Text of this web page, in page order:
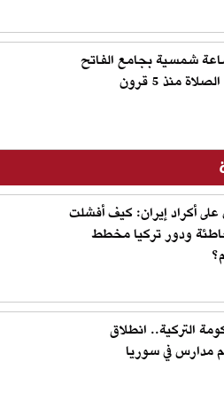
شمسية بجامع الفاتح
منذ 5 قرون
على أكراد إيران: كيف أفشلت
ودور تركيا مخطط
التركية.. انطلاق
مدارس في سوريا